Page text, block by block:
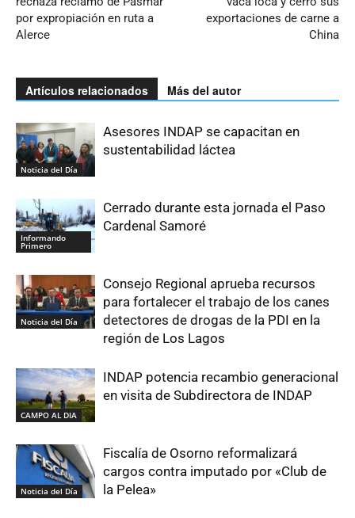
por expropiación en ruta a
Alerce
exportaciones de carne a
China
Artículos relacionados Más del autor
Noticia del Día
Asesores INDAP se capacitan en
sustentabilidad láctea
Informando
Primero
Cerrado durante esta jornada el Paso
Cardenal Samoré
Noticia del Día
Consejo Regional aprueba recursos
para fortalecer el trabajo de los canes
detectores de drogas de la PDI en la
región de Los Lagos
CAMPO AL DIA
INDAP potencia recambio generacional
en visita de Subdirectora de INDAP
Noticia del Día
Fiscalía de Osorno reformalizará
cargos contra imputado por «Club de
la Pelea»